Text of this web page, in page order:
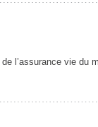
l’assurance vie du